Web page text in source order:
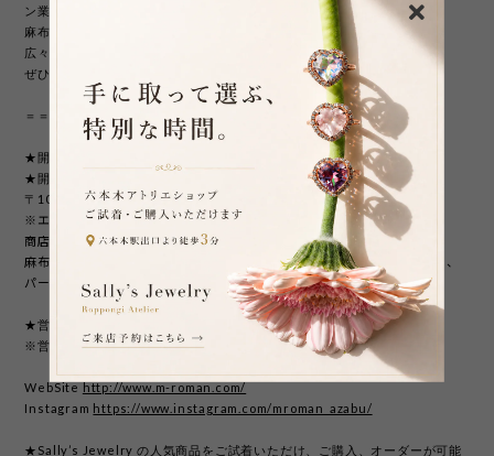
ン業界人はもちろんのこと、芸能人も密かに通うお店です…！
麻布十番からも、六本木からも徒歩でお越しいただけます♪
広々とした店内でゆっくりお買い物をお楽しみいただけますので、
ぜひ、 Sally's Jewelryとあわせて店内をお楽しみくださいませ。
＝＝＝＝＝＝＝＝下記概要＝＝＝＝＝＝＝＝
★開催期間 2024年2月3日-3月3日
★開催場所 M.Roman（エムロマン）パート2
〒106-0045 東京都港区麻布十番1-5-18
※エムロマンは麻布十番に２店舗ございますのでお気を付けください。
商店街のメインストリート沿い、
麻布十番駅から六本木方面に進むと、ちょうど中央くらいの位置にある、
パート2での開催となります。
★営業時間 12:00-20:00・無休
※営業日時は店舗に準じます。
WebSitehttp://www.m-roman.com/
Instagram https://www.instagram.com/mroman_azabu/
★Sally’s Jewelry の人気商品をご試着いただけ、ご購入、オーダーが可能